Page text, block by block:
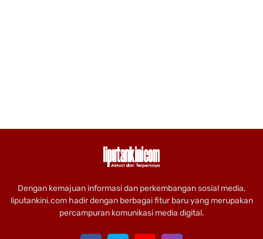
Dengan kemajuan informasi dan perkembangan sosial media,
liputankini.com hadir dengan berbagai fitur baru yang merupakan
percampuran komunikasi media digital.